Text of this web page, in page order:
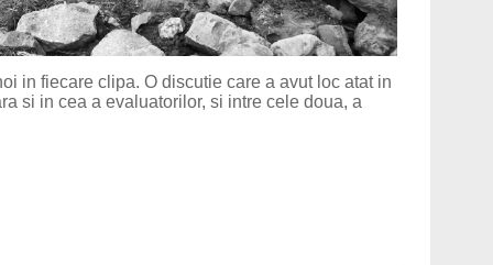
in fiecare clipa. O discutie care a avut loc atat in
si in cea a evaluatorilor, si intre cele doua, a